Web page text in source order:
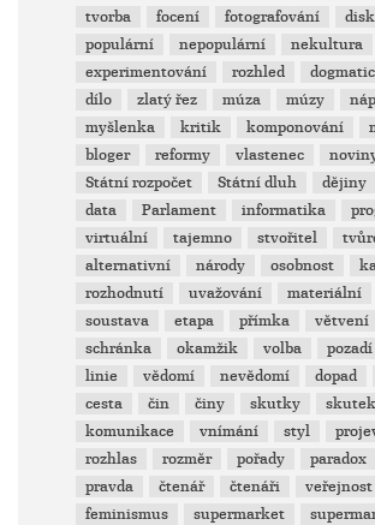
tvorba
focení fotografování
populární
nepopulární
nekultura
experimentování
rozhled
dílo
zlatý řez múza múzy
myšlenka
kritik komponování
bloger
reformy vlastenec
Státní rozpočet
Státní dluh dějiny
data
Parlament informatika
virtuální
tajemno stvořitel
alternativní
národy osobnost
rozhodnutí
uvažování materiální
soustava
etapa přímka větvení
schránka
okamžik volba pozadí
linie
vědomí nevědomí dopad
cesta
čin činy skutky
skutek
komunikace
vnímání styl
rozhlas
rozměr pořady paradox
pravda
čtenář čtenáři veřejnost
feminismus
supermarket